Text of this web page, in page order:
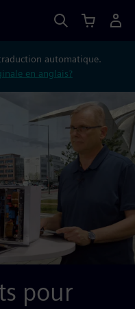
automatique.
en anglais?
pour